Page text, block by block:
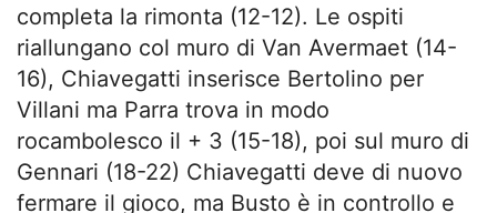
completa la rimonta (12-12). Le ospiti
riallungano col muro di Van Avermaet (14-
16), Chiavegatti inserisce Bertolino per
Villani ma Parra trova in modo
rocambolesco il + 3 (15-18), poi sul muro di
Gennari (18-22) Chiavegatti deve di nuovo
fermare il gioco, ma Busto è in controllo e